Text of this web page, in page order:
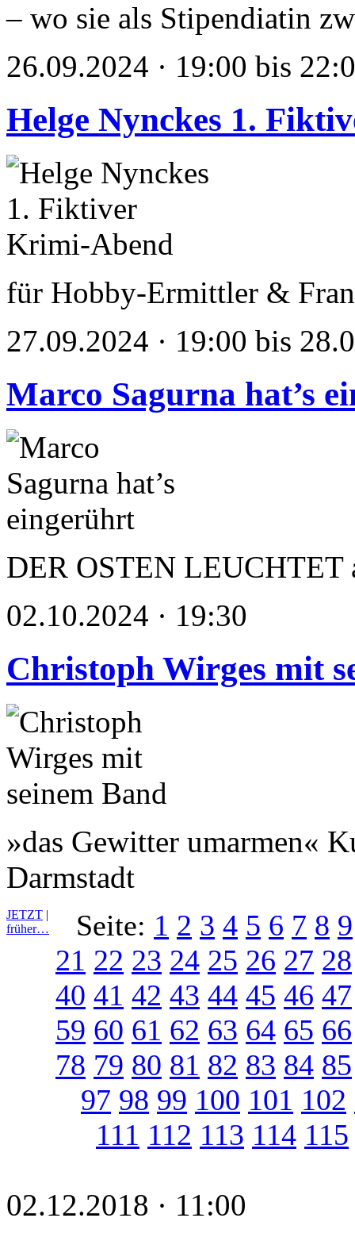
– wo sie als Stipendiatin
26.09.2024 · 19:00 bis
Helge Nynckes 1.
für Hobby-Ermittler &
27.09.2024 · 19:00 bis
Marco Sagurna hat’s
DER OSTEN
02.10.2024 · 19:30
Christoph Wirges mit
»das Gewitter umarmen«
Darmstadt
JETZT |
früher…
Seite: 1 2 3 4 5 6 7 8 9
21 22 23 24 25 26 27 28
40 41 42 43 44 45 46 47
59 60 61 62 63 64 65 66
78 79 80 81 82 83 84 85
97 98 99 100 101 102
111 112 113 114 115
02.12.2018 · 11:00